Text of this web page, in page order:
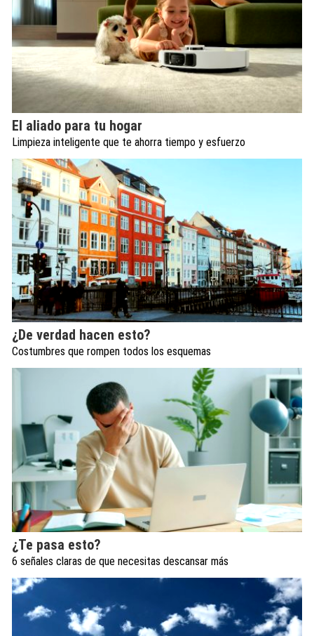
El aliado para tu hogar
Limpieza inteligente que te ahorra tiempo y esfuerzo
¿De verdad hacen esto?
Costumbres que rompen todos los esquemas
¿Te pasa esto?
6 señales claras de que necesitas descansar más